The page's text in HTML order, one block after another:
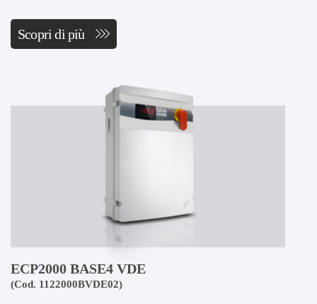
Scopri di più
ECP2000 BASE4 VDE
(Cod. 1122000BVDE02)